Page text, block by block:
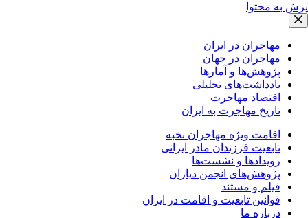
پرش به محتوا
مهاجران در ایران
مهاجران در جهان
پژوهش‌ها و آمارها
یادداشت‌های تحلیلی
اقتصاد مهاجرت
تاریخ مهاجرت به ایران
اقامت ویژه مهاجران نخبه
تابعیت فرزندان مادر ایرانی
رویدادها و نشست‌ها
پژوهش‌های انجمن دیاران
فیلم و مستند
قوانین تابعیت و اقامت در ایران
درباره ما